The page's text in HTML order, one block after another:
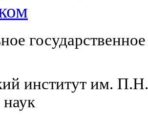
институт им.